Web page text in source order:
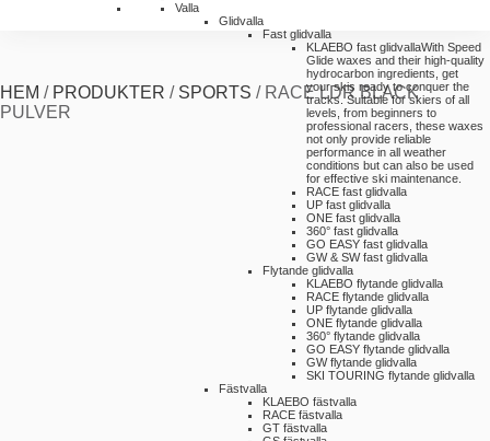
Valla
Glidvalla
Fast glidvalla
KLAEBO fast glidvallaWith Speed
Glide waxes and their high-quality
hydrocarbon ingredients, get
your skis ready to conquer the
tracks. Suitable for skiers of all
levels, from beginners to
professional racers, these waxes
not only provide reliable
performance in all weather
conditions but can also be used
for effective ski maintenance.
RACE fast glidvalla
UP fast glidvalla
ONE fast glidvalla
360° fast glidvalla
GO EASY fast glidvalla
GW & SW fast glidvalla
Flytande glidvalla
KLAEBO flytande glidvalla
RACE flytande glidvalla
UP flytande glidvalla
ONE flytande glidvalla
360° flytande glidvalla
GO EASY flytande glidvalla
GW flytande glidvalla
SKI TOURING flytande glidvalla
Fästvalla
KLAEBO fästvalla
RACE fästvalla
GT fästvalla
HEM / PRODUKTER / SPORTS / RACE LDR BLACK
PULVER